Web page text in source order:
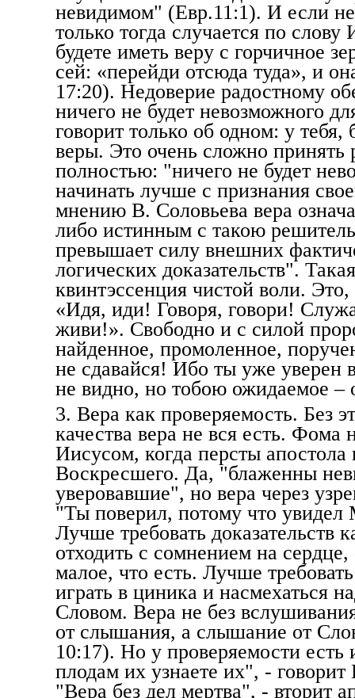
невидимом" (Евр.11:1). И если не
только тогда случается по
будете иметь веру с горчичное
сей: «перейди отсюда туда», и
17:20). Недоверие радостному
ничего не будет невозможного
говорит только об одном: у тебя,
веры. Это очень сложно принять
полностью: "ничего не будет
начинать лучше с признания
мнению В. Соловьева вера
либо истинным с такою
превышает силу внешних
логических доказательств".
квинтэссенция чистой воли. Это,
«Идя, иди! Говоря, говори!
живи!». Свободно и с силой
найденное, промоленное,
не сдавайся! Ибо ты уже уверен
не видно, но тобою ожидаемое –
3. Вера как проверяемость. Без
качества вера не вся есть. Фома
Иисусом, когда персты
Воскресшего. Да, "блаженны
уверовавшие", но вера через
"Ты поверил, потому что
Лучше требовать доказательств
отходить с сомнением на
малое, что есть. Лучше
играть в циника и насмехаться
Словом. Вера не без
от слышания, а слышание от
10:17). Но у проверяемости есть
плодам их узнаете их", -
"Вера без дел мертва", - вторит